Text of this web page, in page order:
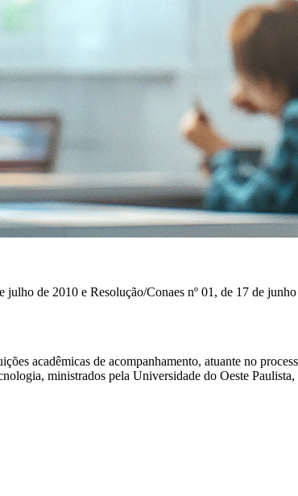
de 2010 e Resolução/Conaes nº 01, de 17 de
acadêmicas de acompanhamento, atuante no
ministrados pela Universidade do Oeste